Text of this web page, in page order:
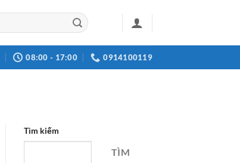
08:00 - 17:00 0914100119
Tìm kiếm
TÌM